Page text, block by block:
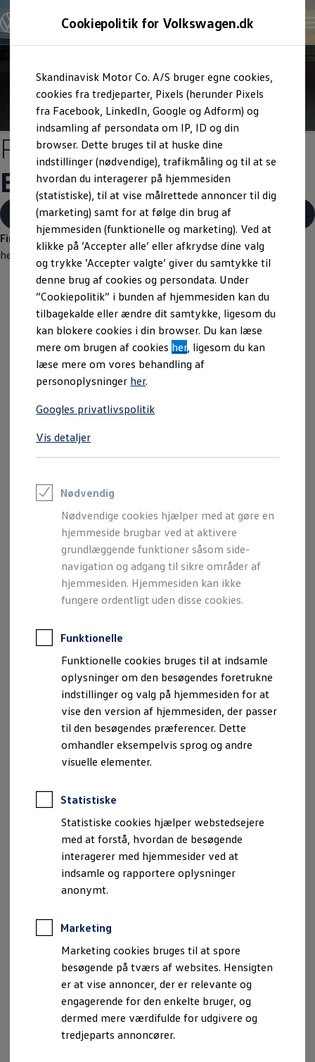
SamtykkePrivatlivspolitik Cookiepolitik
AG (kolofon og juridiske tekster)
Priser påVolkswagen
Erhvervsbiler
Book en erhvervsrådgiver
Find priser
eller læs mere om vores Volkswagen Erhvervsbiler
her.
Personbiler Erhvervsbiler
Transporter Kassevogn kort
Pris fra 279.477 kr. ekskl. moms
Se priser
Vist med ekstraudstyr. Forbrug v/bl. kørsel: 11,8-14,1 km/l. CO₂:
Transporter Kassevogn lang
Pris fra 284.471 kr.ekskl. moms
Vist med ekstraudstyr. Forbrug v/bl. kørsel: 11,8-13,9 km/l. CO₂:
188-223 g/km.
-
Cookiepolitik for Volkswagen.dk
Skandinavisk Motor Co. A/S bruger egne cookies,
cookies fra tredjeparter, Pixels (herunder Pixels
fra Facebook, LinkedIn, Google og Adform) og
indsamling af persondata om IP, ID og din
browser. Dette bruges til at huske dine
indstillinger (nødvendige), trafikmåling og til at se
hvordan du interagerer på hjemmesiden
(statistiske), til at vise målrettede annoncer til dig
(marketing) samt for at følge din brug af
hjemmesiden (funktionelle og marketing). Ved at
klikke på ’Accepter alle’ eller afkrydse dine valg
og trykke ’Accepter valgte’ giver du samtykke til
denne brug af cookies og persondata. Under
”Cookiepolitik” i bunden af hjemmesiden kan du
tilbagekalde eller ændre dit samtykke, ligesom du
kan blokere cookies i din browser. Du kan læse
mere om brugen af cookies her, ligesom du kan
læse mere om vores behandling af
personoplysninger her.
Googles privatlivspolitik
Vis detaljer
Nødvendig
Nødvendige cookies hjælper med at gøre en
hjemmeside brugbar ved at aktivere
grundlæggende funktioner såsom side-
navigation og adgang til sikre områder af
hjemmesiden. Hjemmesiden kan ikke
fungere ordentligt uden disse cookies.
Funktionelle
Funktionelle cookies bruges til at indsamle
oplysninger om den besøgendes foretrukne
indstillinger og valg på hjemmesiden for at
vise den version af hjemmesiden, der passer
til den besøgendes præferencer. Dette
omhandler eksempelvis sprog og andre
visuelle elementer.
Statistiske
Statistiske cookies hjælper webstedsejere
med at forstå, hvordan de besøgende
interagerer med hjemmesider ved at
indsamle og rapportere oplysninger
anonymt.
Marketing
Marketing cookies bruges til at spore
besøgende på tværs af websites. Hensigten
er at vise annoncer, der er relevante og
engagerende for den enkelte bruger, og
dermed mere værdifulde for udgivere og
tredjeparts annoncører.